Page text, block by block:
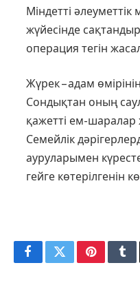
Міндетті
жүйе­сінде
операция тегін
Жүрек – адам
Сондықтан оның
қа­­жетті ем-шаралар
Семейлік
ауруларымен
гей­ге көте­рілгенін
FacebookTwitterPinterest